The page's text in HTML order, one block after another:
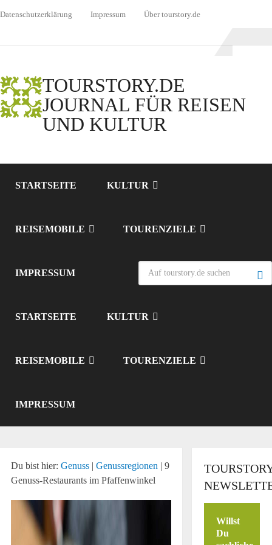
Datenschutzerklärung Impressum Über tourstory.de
TOURSTORY.DE
JOURNAL FÜR REISEN
UND KULTUR
STARTSEITE KULTUR
REISEMOBILE TOURENZIELE
IMPRESSUM
STARTSEITE KULTUR
REISEMOBILE TOURENZIELE
IMPRESSUM
Du bist hier: Genuss| Genussregionen | 9
Genuss-Restaurants im Pfaffenwinkel
Willst
Du